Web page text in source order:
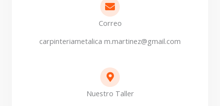
Correo
carpinteriametalica m.martinez@gmail.com
Nuestro Taller